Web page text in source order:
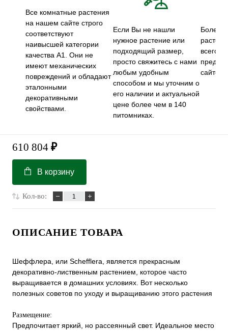
Все комнатные растения
на нашем сайте строго
соответствуют
наивысшей категории
качества А1. Они не
имеют механических
повреждений и обладают
эталонными
декоративными
свойствами.
Если Вы не нашли
нужное растение или
подходящий размер,
просто свяжитесь с нами
любым удобным
способом и мы уточним о
его наличии и актуальной
цене более чем в 140
питомниках.
Более
всего
сайте.
610 804 ₽
В корзину
Кол-во:
ОПИСАНИЕ ТОВАРА
Шеффлера, или Schefflera, является прекрасным
декоративно-лиственным растением, которое часто
выращивается в домашних условиях. Вот несколько
полезных советов по уходу и выращиванию этого растения
Размещение:
Предпочитает яркий, но рассеянный свет. Идеальное место